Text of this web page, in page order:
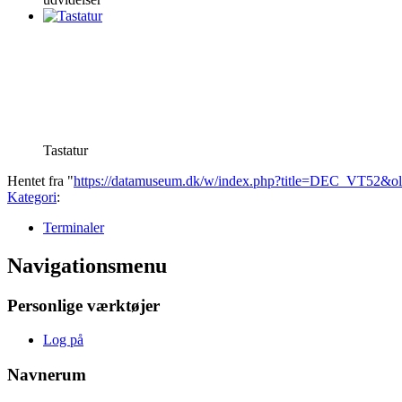
Tastatur
Hentet fra "https://datamuseum.dk/w/
Kategori:
Terminaler
Navigationsmenu
Personlige værktøjer
Log på
Navnerum